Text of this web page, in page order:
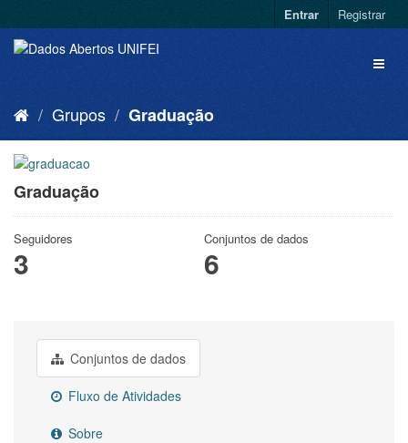
Entrar Registrar
Grupos Graduação
Graduação
Seguidores
3
Conjuntos de dados
6
Conjuntos de dados
Fluxo de Atividades
Sobre